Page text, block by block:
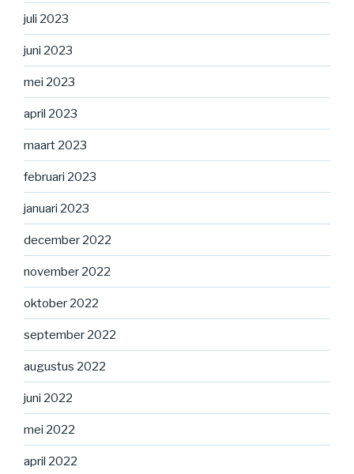
juli 2023
juni 2023
mei 2023
april 2023
maart 2023
februari 2023
januari 2023
december 2022
november 2022
oktober 2022
september 2022
augustus 2022
juni 2022
mei 2022
april 2022